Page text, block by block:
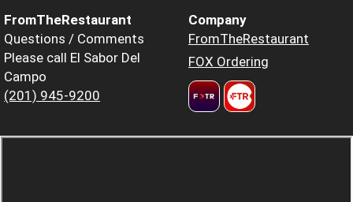
FromTheRestaurant
Questions / Comments
Please call El Sabor Del
Campo
(201) 945-9200
Company
FromTheRestaurant
FOX Ordering